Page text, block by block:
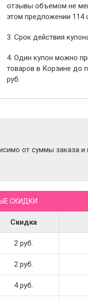
отзывы объемом не
этом предложении 114
3. Срок действия
4. Один купон можно
товаров в Корзине до
руб.
от суммы заказа и
СКИДКИ
Скидка
2 руб.
2 руб.
4 руб.